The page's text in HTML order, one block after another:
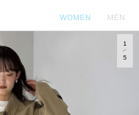
WOMEN MEN
1
5